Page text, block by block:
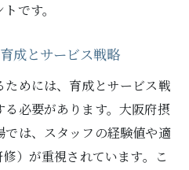
です。
成とサービス戦略
めには、育成とサービス戦
必要があります。大阪府摂
は、スタッフの経験値や適
）が重視されています。こ